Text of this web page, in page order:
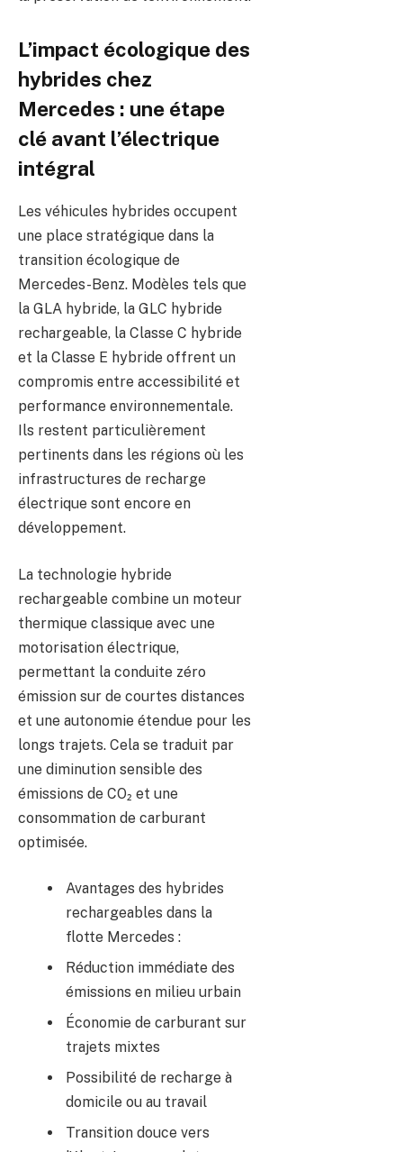
L’impact écologique des
hybrides chez
Mercedes : une étape
clé avant l’électrique
intégral
Les véhicules hybrides occupent
une place stratégique dans la
transition écologique de
Mercedes-Benz. Modèles tels que
la GLA hybride, la GLC hybride
rechargeable, la Classe C hybride
et la Classe E hybride offrent un
compromis entre accessibilité et
performance environnementale.
Ils restent particulièrement
pertinents dans les régions où les
infrastructures de recharge
électrique sont encore en
développement.
La technologie hybride
rechargeable combine un moteur
thermique classique avec une
motorisation électrique,
permettant la conduite zéro
émission sur de courtes distances
et une autonomie étendue pour les
longs trajets. Cela se traduit par
une diminution sensible des
émissions de CO₂ et une
consommation de carburant
optimisée.
Avantages des hybrides
rechargeables dans la
flotte Mercedes :
Réduction immédiate des
émissions en milieu urbain
Économie de carburant sur
trajets mixtes
Possibilité de recharge à
domicile ou au travail
Transition douce vers